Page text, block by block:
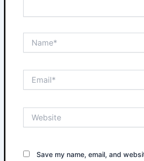
Save my name, email, and